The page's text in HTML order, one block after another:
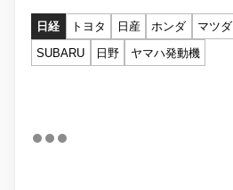
日経 トヨタ 日産 ホンダ マツダ
SUBARU
日野 ヤマハ発動機